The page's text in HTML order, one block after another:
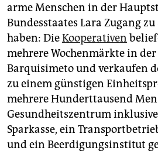
arme Menschen in der
Bundesstaates Lara Zugang
haben: DieKooperativen
mehrere Wochenmärkte in
Barquisimeto und verkaufen
zu einem günstigen
mehrere Hunderttausend
Gesundheitszentrum
Sparkasse, ein
und ein Beerdigungsinstitut